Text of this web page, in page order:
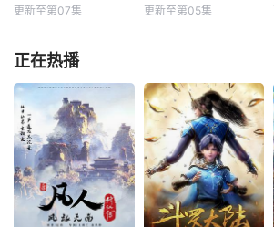
更新至第07集 更新至第05集
正在热播